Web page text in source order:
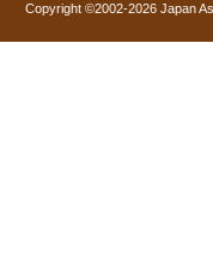
Copyright ©2002-2026 Japan